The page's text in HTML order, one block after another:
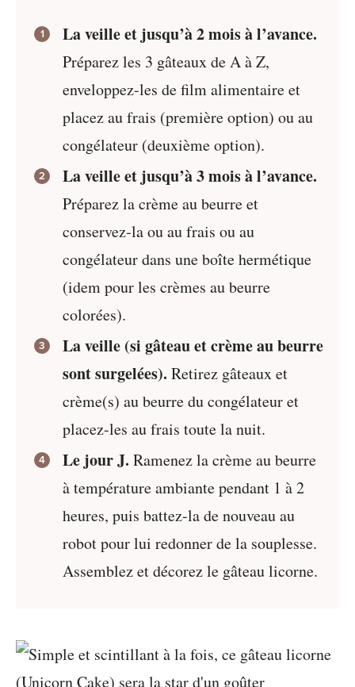
La veille et jusqu’à 2 mois à l’avance.
Préparez les 3 gâteaux de A à Z,
enveloppez-les de film alimentaire et
placez au frais (première option) ou au
congélateur (deuxième option).
La veille et jusqu’à 3 mois à l’avance.
Préparez la crème au beurre et
conservez-la ou au frais ou au
congélateur dans une boîte hermétique
(idem pour les crèmes au beurre
colorées).
La veille (si gâteau et crème au beurre
sont surgelées). Retirez gâteaux et
crème(s) au beurre du congélateur et
placez-les au frais toute la nuit.
Le jour J. Ramenez la crème au beurre
à température ambiante pendant 1 à 2
heures, puis battez-la de nouveau au
robot pour lui redonner de la souplesse.
Assemblez et décorez le gâteau licorne.